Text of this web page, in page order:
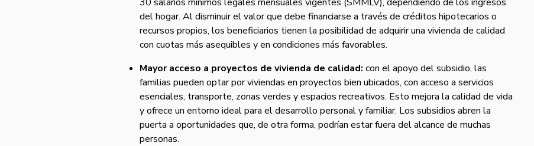
del hogar. Al disminuir el valor que debe financiarse a través de créditos hipotecarios o
recursos propios, los beneficiarios tienen la posibilidad de adquirir una vivienda de calidad
con cuotas más asequibles y en condiciones más favorables.
Mayor acceso a proyectos de vivienda de calidad: con el apoyo del subsidio, las
familias pueden optar por viviendas en proyectos bien ubicados, con acceso a servicios
esenciales, transporte, zonas verdes y espacios recreativos. Esto mejora la calidad de vida
y ofrece un entorno ideal para el desarrollo personal y familiar. Los subsidios abren la
puerta a oportunidades que, de otra forma, podrían estar fuera del alcance de muchas
personas.